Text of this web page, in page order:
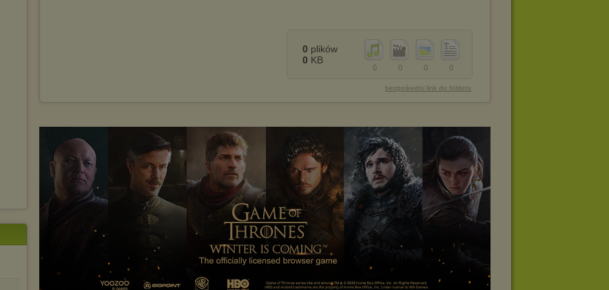
0
0
0
0
0 plików
0 KB
bezpośredni link do folderu